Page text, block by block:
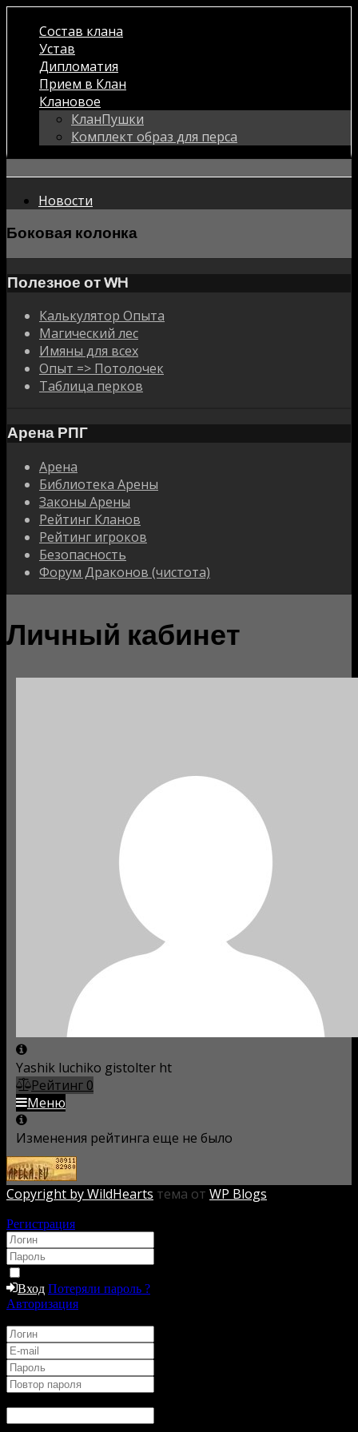
Состав клана
Устав
Дипломатия
Прием в Клан
Клановое
КланПушки
Комплект образ для перса
Новости
Боковая колонка
Полезное от WH
Калькулятор Опыта
Магический лес
Имяны для всех
Опыт => Потолочек
Таблица перков
Арена РПГ
Арена
Библиотека Арены
Законы Арены
Рейтинг Кланов
Рейтинг игроков
Безопасность
Форум Драконов (чистота)
Личный кабинет
Yashik luchiko gistolter ht
Рейтинг 0
Меню
Изменения рейтинга еще не было
Copyright by WildHearts тема от WP Blogs
Регистрация
Вход Потеряли пароль ?
Авторизация